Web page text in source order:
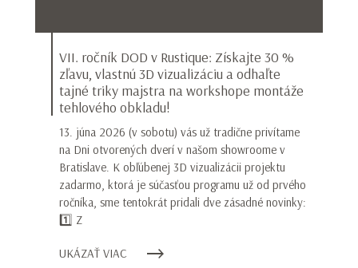
VII. ročník DOD v Rustique: Získajte 30 %
zľavu, vlastnú 3D vizualizáciu a odhaľte
tajné triky majstra na workshope montáže
tehlového obkladu!
13. júna 2026 (v sobotu) vás už tradične privítame
na Dni otvorených dverí v našom showroome v
Bratislave. K obľúbenej 3D vizualizácii projektu
zadarmo, ktorá je súčasťou programu už od prvého
ročníka, sme tentokrát pridali dve zásadné novinky:
1️⃣ Z
UKÁZAŤ VIAC